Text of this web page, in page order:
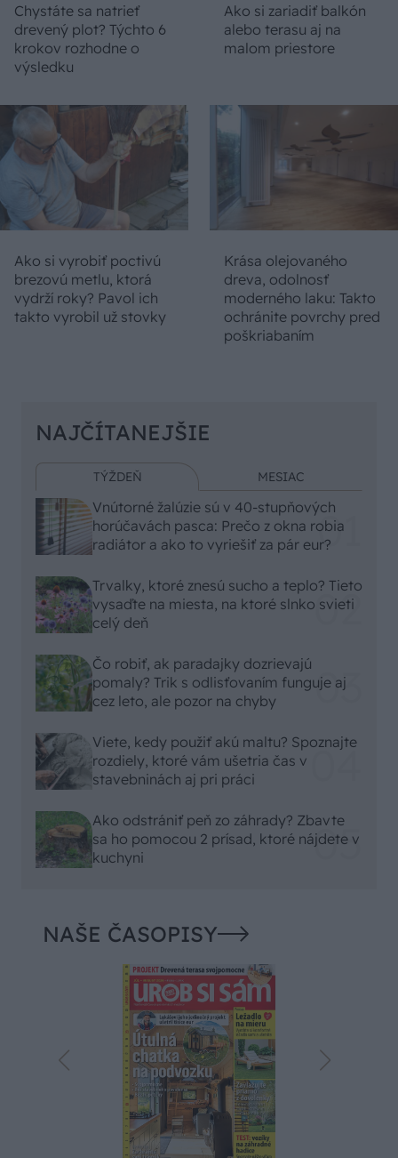
Chystáte sa natrieť
drevený plot? Týchto 6
krokov rozhodne o
výsledku
Ako si zariadiť balkón
alebo terasu aj na
malom priestore
Ako si vyrobiť poctivú
brezovú metlu, ktorá
vydrží roky? Pavol ich
takto vyrobil už stovky
Krása olejovaného
dreva, odolnosť
moderného laku: Takto
ochránite povrchy pred
poškriabaním
NAJČÍTANEJŠIE
TÝŽDEŇ MESIAC
Vnútorné žalúzie sú v 40-stupňových
horúčavách pasca: Prečo z okna robia
radiátor a ako to vyriešiť za pár eur?
Trvalky, ktoré znesú sucho a teplo? Tieto
vysaďte na miesta, na ktoré slnko svieti
celý deň
Čo robiť, ak paradajky dozrievajú
pomaly? Trik s odlisťovaním funguje aj
cez leto, ale pozor na chyby
Viete, kedy použiť akú maltu? Spoznajte
rozdiely, ktoré vám ušetria čas v
stavebninách aj pri práci
Ako odstrániť peň zo záhrady? Zbavte
sa ho pomocou 2 prísad, ktoré nájdete v
kuchyni
NAŠE ČASOPISY